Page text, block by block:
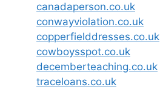
canadaperson.co.uk
conwayviolation.co.uk
copperfielddresses.co.uk
cowboysspot.co.uk
decemberteaching.co.uk
traceloans.co.uk